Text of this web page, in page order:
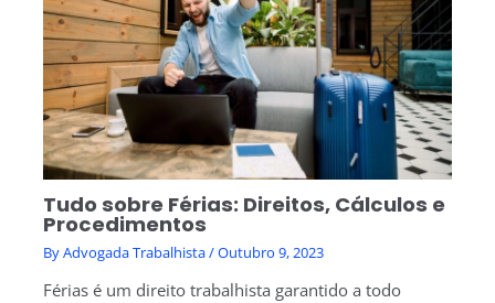
Tudo sobre Férias: Direitos, Cálculos e
Procedimentos
ByAdvogada Trabalhista/Outubro 9, 2023
Férias é um direito trabalhista garantido a todo